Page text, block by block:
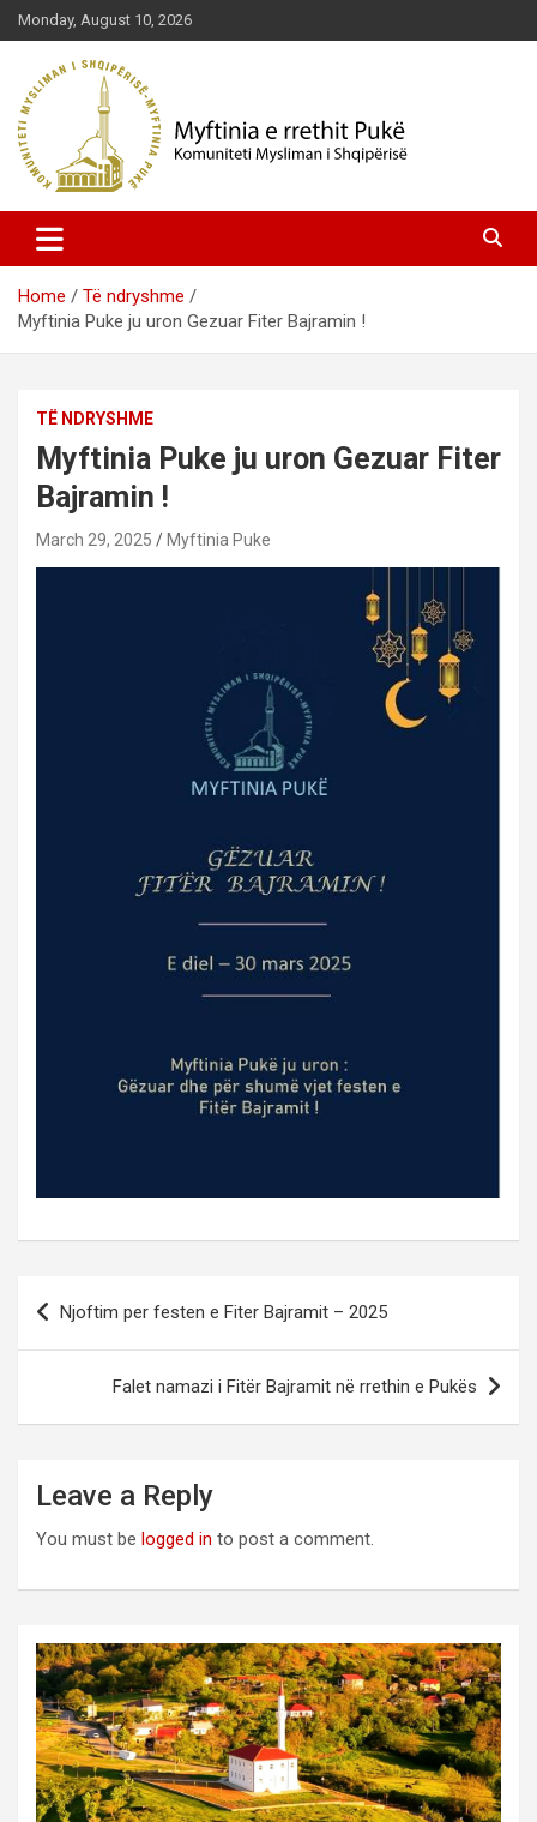
Skip
to
content
Monday, August 10, 2026
Myftinia Pukë | Faqja Zyrtare
Home
Të ndryshme
Myftinia Puke ju uron Gezuar Fiter Bajramin !
TË NDRYSHME
Myftinia Puke ju uron Gezuar Fiter
Bajramin !
March 29, 2025 Myftinia Puke
Post
navigation
Njoftim per festen e Fiter Bajramit – 2025
Falet namazi i Fitër Bajramit në rrethin e Pukës
Leave a Reply
You must be logged in to post a comment.